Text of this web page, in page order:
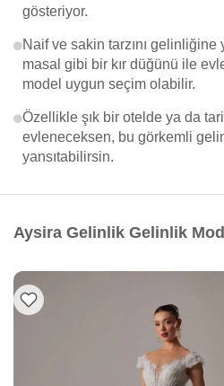
gösteriyor.
Naif ve sakin tarzını gelinliğine
masal gibi bir kır düğünü ile
model uygun seçim olabilir.
Özellikle şık bir otelde ya da
evleneceksen, bu görkemli
yansıtabilirsin.
Aysira Gelinlik Gelinlik